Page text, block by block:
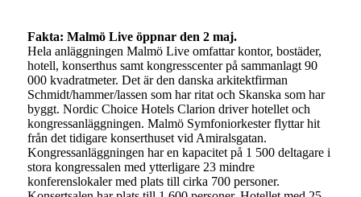
Fakta: Malmö Live öppnar den 2 maj.
Hela anläggningen Malmö Live omfattar kontor, bostäder,
hotell, konserthus samt kongresscenter på sammanlagt 90
000 kvadratmeter. Det är den danska arkitektfirman
Schmidt/hammer/lassen som har ritat och Skanska som har
byggt. Nordic Choice Hotels Clarion driver hotellet och
kongressanläggningen. Malmö Symfoniorkester flyttar hit
från det tidigare konserthuset vid Amiralsgatan.
Kongressanläggningen har en kapacitet på 1 500 deltagare i
stora kongressalen med ytterligare 23 mindre
konferenslokaler med plats till cirka 700 personer.